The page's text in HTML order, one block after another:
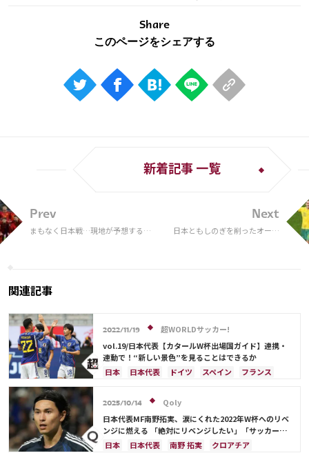
Share
Prev
まもなく日本戦…現地が予想するス
新着記事 一覧
Next
日本ともしのぎを削ったオース
関連記事
2022/11/19
超WORLDサッカー!
vol.19/日本代表【カタールW杯出場国ガイド】連携・
連動で！“新しい景色”を見ることはできるか
日本
日本代表 ドイツ スペイン
フランス
カタール
ポルトガル
コスタリカ
権田 修一
シュミット・ダニエル
谷 晃生
長友 佑都 谷口 彰悟
山根 視来
中山 雄太
柴崎 岳 伊東 純也 浅野 拓磨
2025/10/14
Qoly
日本代表MF南野拓実、涙にくれた2022年W杯へのリベ
ンジに燃える 「絶対にリベンジしたい」「サッカー人
生をかけた戦い」
日本 日本代表 南野 拓実 クロアチア